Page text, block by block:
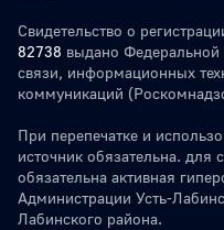
Свидетельство о
82738 выдано
связи, информационных
коммуникаций
При перепечатке и
источник обязательна. для
обязательна активная
Администрации Усть-
Лабинского района.